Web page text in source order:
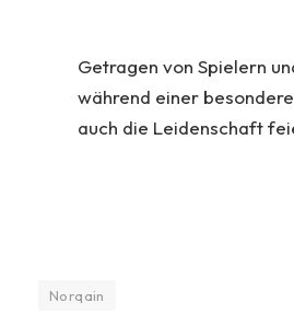
Getragen von Spielern
während einer
auch die Leidenschaft
Norqain